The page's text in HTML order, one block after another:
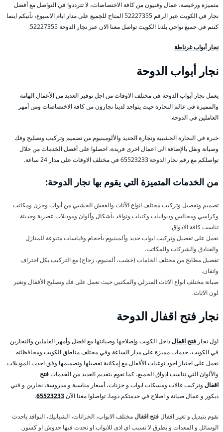
متميزة ورخيصة، عمال وفنيون من كافة الاختصاصات، لا تترددوا في التواصل مع أفضل
نجار في الكويت عبر الرقم 52227355 المتاح للجميع على مدار ايام الاسبوع، نأتيكم اينما
كنتم في جميع نواحي بلدنا الكويت تواصل معنا الان عبر نجار الدوحة 52227355.
نجار أبواب غرناطة
نجار أبواب الدوحة
يعمل نجار أبواب الدوحة في مختلف الاوقات من اجل توفير العديد من الأعمال الهامة
والمميزة في عالم النجارة حيث يتواجد لدينا نجارون من كافة الاختصاصات ومن أمهر
العاملين في الدوحة.
خبرة في النجارة الخشبية ونجارة الحديد والألومينيوم من تصميم وتركيب وتصليح وفك
وصيانة ونقل بالإضافة الى اعمال اخرى فريدة، احصلوا على أفضل الخدمات من خلال
تواصلكم مع رقم نجار الدوحة 65523233 في مختلف الاوقات على مدار 24 ساعة.
من الخدمات المتميزة التي يقوم بها نجار الدوحة:
تصميم وتفصيل وتركيب مختلف انواع الأثاث والعفش الخشبي من أبواب وخزن ومكاتب
وكراسي ومجالس وديوانيات وكنبات ونوافذ بأشكال وألوان وموديلات عصرية وحديثة
تناسب كافة الاذواق.
نعمل على تفصيل وتركيب ابواب حديد وألمينيوم بأحجام وقياسات متنوعة للمنازل
والفنادق والشركات والمكاتب.
تفصيل مطابخ من مختلف الخامات (خشب، ألمنيوم، زجاج) مع التركيب بكل احتراف
واتقان.
صيانة مختلف انواع الاثاث المنزلي والمكتبي حيث نعمل على فك وتصليح الأقفال وتغير
لون الاثاث.
نجار فتح اقفال الدوحة
اول نجار فتح اقفالداخل الكويت وإصلاحها وصيانتها مع افضل وأمهر العاملين والنجارين
في الكويت، خدمات مميزة على مدار الساعة وفي مختلف مناطق الكويت ومحافظاته
نعمل على اختيار اجود نوعيات الأقفال مع إمكانية تفصيلها وتصميمها وفق احدث الموديلات
والألوان التي تناسب اذواق الجميع، كما نقوم بتقديم العديد من الخدماتفتح
اقفال وتركيب غالات ومسكات ابواب و خزنات، أسعار مناسبة و مدروسة، نجارين و فني
ديكور و عمال صيانة و اصلاح في خدمتكم دوما، تواصلوا معنا الآن65523233
.
نقوم بتبديل و تغير اقفالفتح اقفالمختلف الابواب، الخزانات، الشبابيك، النوافذ باحدث
الوسائل و المعدات و بطرق لا تسبب اي اذى للابواب او تحدث فيها حدوش او كسور.